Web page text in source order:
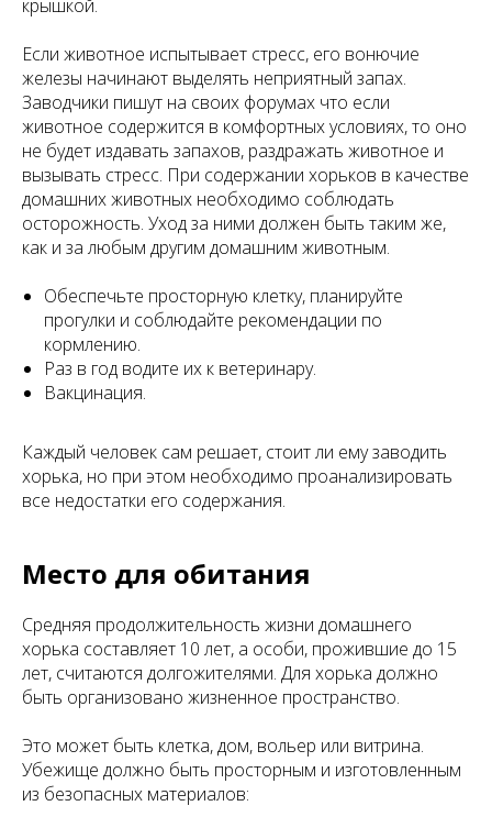
крышкой.
Если животное испытывает стресс, его вонючие
железы начинают выделять неприятный запах.
Заводчики пишут на своих форумах что если
животное содержится в комфортных условиях, то оно
не будет издавать запахов, раздражать животное и
вызывать стресс. При содержании хорьков в качестве
домашних животных необходимо соблюдать
осторожность. Уход за ними должен быть таким же,
как и за любым другим домашним животным.
Обеспечьте просторную клетку, планируйте
прогулки и соблюдайте рекомендации по
кормлению.
Раз в год водите их к ветеринару.
Вакцинация.
Каждый человек сам решает, стоит ли ему заводить
хорька, но при этом необходимо проанализировать
все недостатки его содержания.
Место для обитания
Средняя продолжительность жизни домашнего
хорька составляет 10 лет, а особи, прожившие до 15
лет, считаются долгожителями. Для хорька должно
быть организовано жизненное пространство.
Это может быть клетка, дом, вольер или витрина.
Убежище должно быть просторным и изготовленным
из безопасных материалов: